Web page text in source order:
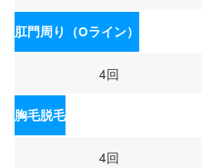
肛門周り（Oライン）
4回
胸毛脱毛
4回